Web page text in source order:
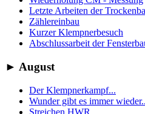
Letzte Arbeiten der
Zählereinbau
Kurzer Klempnerbesuch
Abschlussarbeit der
► August
Der Klempnerkampf...
Wunder gibt es immer
Streichen HWR